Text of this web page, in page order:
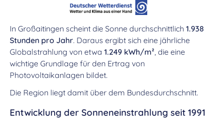
In Großaitingen scheint die Sonne durchschnittlich 1.938
Stunden pro Jahr. Daraus ergibt sich eine jährliche
Globalstrahlung von etwa 1.249 kWh/m², die eine
wichtige Grundlage für den Ertrag von
Photovoltaikanlagen bildet.
Die Region liegt damit über dem Bundesdurchschnitt.
Entwicklung der Sonneneinstrahlung seit 1991